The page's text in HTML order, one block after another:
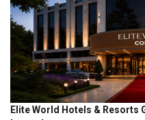
Elite World Hotels & Resorts